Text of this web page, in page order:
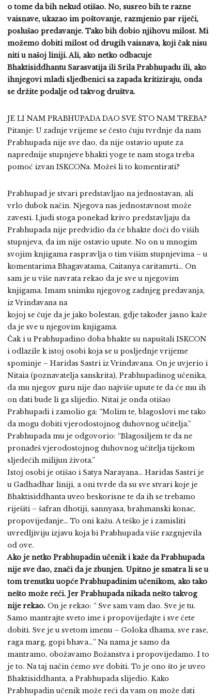
o tome da bih nekud otišao. No, susreo bih te razne
vaisnave, ukazao im poštovanje, razmjenio par riječi,
poslušao predavanje. Tako bih dobio njihovu milost. Mi
možemo dobiti milost od drugih vaisnava, koji čak nisu
niti u našoj liniji. Ali, ako netko odbacuje
Bhaktisiddhantu Sarasvatija ili Srila Prabhupadu ili, ako
ihnjegovi mladi sljedbenici sa zapada kritiziraju, onda
se držite podalje od takvog društva.
JE LI NAM PRABHUPADA DAO SVE ŠTO NAM TREBA?
Pitanje: U zadnje vrijeme se često čuju tvrdnje da nam
Prabhupada nije sve dao, da nije ostavio upute za
naprednije stupnjeve bhakti yoge te nam stoga treba
pomoć izvan ISKCONa. Možeš li to komentirati?
Prabhupad je stvari predstavljao na jednostavan, ali
vrlo dubok način. Njegova nas jednostavnost može
zavesti. Ljudi stoga ponekad krivo predstavljaju da
Prabhupada nije predvidio da će bhakte doći do viših
stupnjeva, da im nije ostavio upute. No on u mnogim
svojim knjigama raspravlja o tim višim stupnjevima – u
komentarima Bhagavatama, Caitanya caritamrti… On
sam je u više navrata rekao da je sve u njegovim
knjigama. Imam snimku njegovog zadnjeg predavanja,
iz Vrindavana na
kojoj se čuje da je jako bolestan, gdje također jasno kaže
da je sve u njegovim knjigama.
Čak i u Prabhupadino doba bhakte su napuštali ISKCON
i odlazile k istoj osobi koja se u posljednje vrijeme
spominje – Haridas Sastri iz Vrindavana. On je uvjerio i
Nitaia (poznavatelja sanskrita), Prabhupadinog učenika,
da mu njegov guru nije dao najviše upute te da će mu ih
on dati bude li ga slijedio. Nitai je onda otišao
Prabhupadi i zamolio ga: “Molim te, blagoslovi me tako
da mogu dobiti vjerodostojnog duhovnog učitelja.”
Prabhupada mu je odgovorio: “Blagosiljem te da ne
pronađeš vjerodostojnog duhovnog učitelja tijekom
sljedećih milijun života.”
Istoj osobi je otišao i Satya Narayana… Haridas Sastri je
u Gadhadhar liniji, a oni tvrde da su sve stvari koje je
Bhaktisiddhanta uveo beskorisne te da ih se trebamo
riješiti – šafran dhotiji, sannyasa, brahmanski konac,
propovijedanje… To oni kažu. A teško je i zamisliti
uvredljiviju izjavu koja bi Prabhupada više razgnjevila
od ove.
Ako je netko Prabhupadin učenik i kaže da Prabhupada
nije sve dao, znači da je zbunjen. Upitno je smatra li se u
tom trenutku uopće Prabhupadinim učenikom, ako tako
nešto može reći. Jer Prabhupada nikada nešto takvog
nije rekao. On je rekao: “ Sve sam vam dao. Sve je tu.
Samo mantrajte sveto ime i propovijedajte i sve ćete
dobiti. Sve je u svetom imenu – Goloka dhama, sve rase,
raga marg, gopi bhava…” Na nama je samo da
mantramo, obožavamo Božanstva i propovijedamo. I to
je to. Na taj način ćemo sve dobiti. To je ono što je uveo
Bhaktisiddhanta, a Prabhupada slijedio. Kako
Prabhupadin učenik može reći da vam on može dati